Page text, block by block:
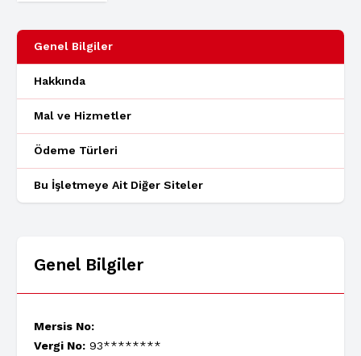
Genel Bilgiler
Hakkında
Mal ve Hizmetler
Ödeme Türleri
Bu İşletmeye Ait Diğer Siteler
Genel Bilgiler
Mersis No:
Vergi No: 93********